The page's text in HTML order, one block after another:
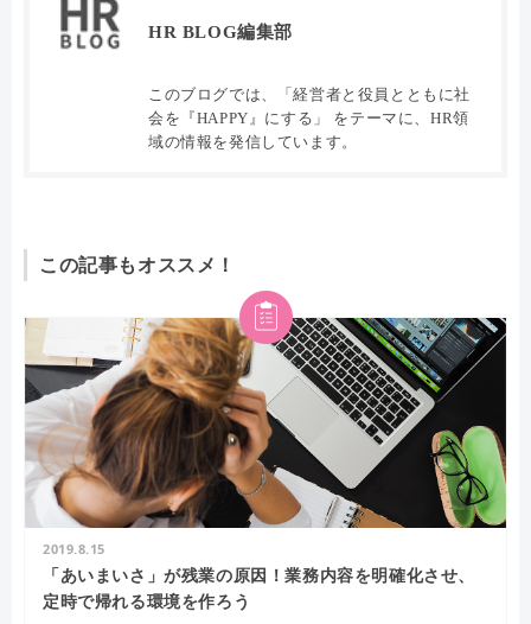
HR BLOG編集部
このブログでは、「経営者と役員とともに社
会を『HAPPY』にする」 をテーマに、HR領
域の情報を発信しています。
この記事もオススメ！
2019.8.15
「あいまいさ」が残業の原因！業務内容を明確化させ、
定時で帰れる環境を作ろう